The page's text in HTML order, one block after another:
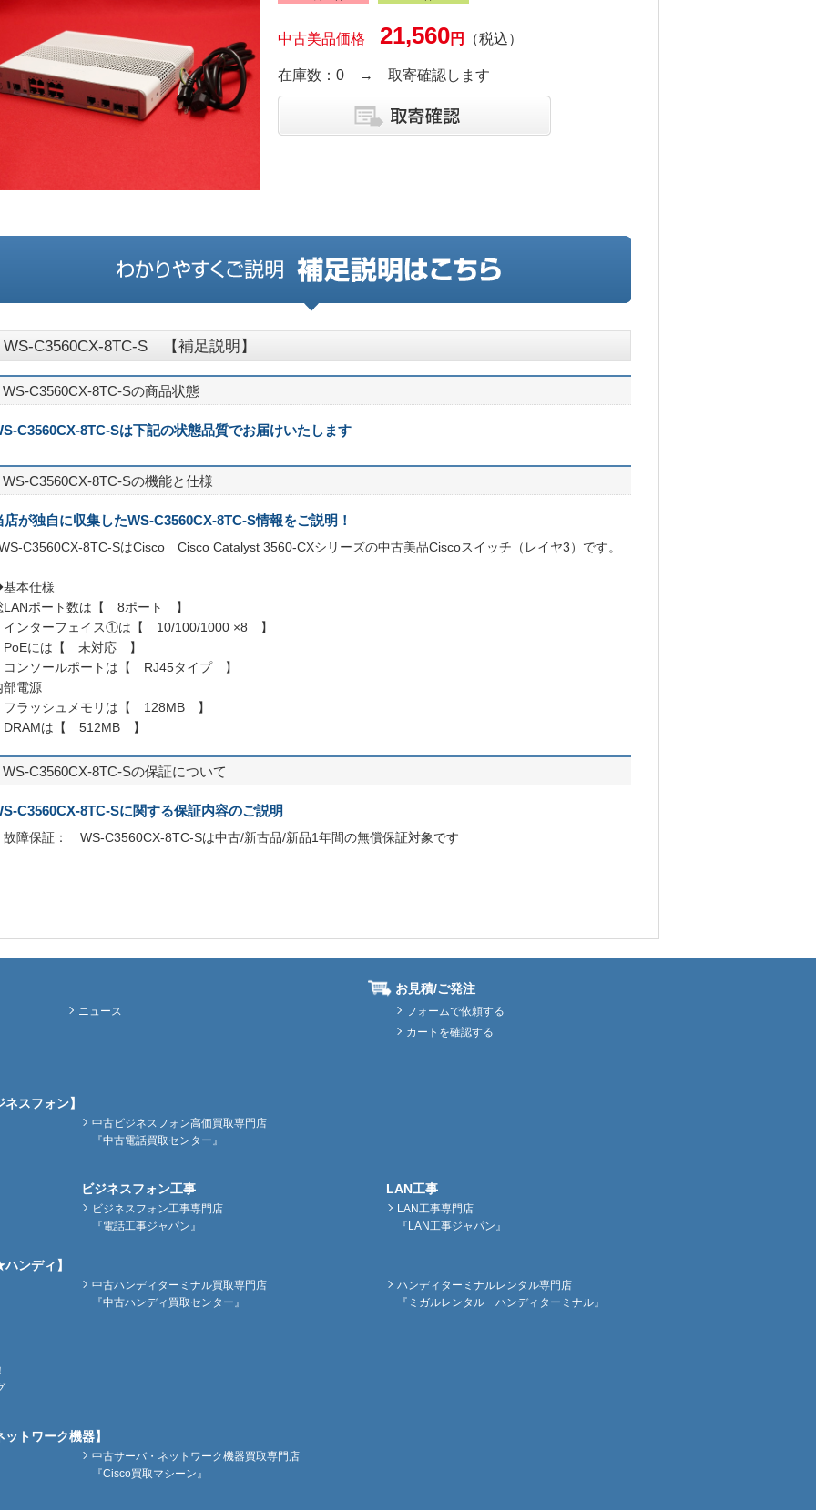
中古美品価格 21,560円 （税込）
在庫数：0 → 取寄確認します
WS-C3560CX-8TC-S 【補足説明】
WS-C3560CX-8TC-Sの商品状態
C3560CX-8TC-Sは下記の状態品質でお届けいたします
WS-C3560CX-8TC-Sの機能と仕様
店が独自に収集したWS-C3560CX-8TC-S情報をご説明！
C3560CX-8TC-SはCisco Cisco Catalyst 3560-CXシリーズの中古美品Ciscoスイッチ（レイヤ3）です。
本仕様
LANポート数は【 8ポート 】
インターフェイス①は【 10/100/1000 ×8 】
PoEには【 未対応 】
コンソールポートは【 RJ45タイプ 】
部電源
フラッシュメモリは【 128MB 】
DRAMは【 512MB 】
WS-C3560CX-8TC-Sの保証について
C3560CX-8TC-Sに関する保証内容のご説明
故障保証： WS-C3560CX-8TC-Sは中古/新古品/新品1年間の無償保証対象です
ニュース
お見積/ご発注
フォームで依頼する
カートを確認する
スフォン】
中古ビジネスフォン高価買取専門店
『中古電話買取センター』
ビジネスフォン工事
ビジネスフォン工事専門店
『電話工事ジャパン』
LAN工事
LAN工事専門店
『LAN工事ジャパン』
ンディ】
中古ハンディターミナル買取専門店
『中古ハンディ買取センター』
ハンディターミナルレンタル専門店
『ミガルレンタル ハンディターミナル』
トワーク機器】
中古サーバ・ネットワーク機器買取専門店
『Cisco買取マシーン』